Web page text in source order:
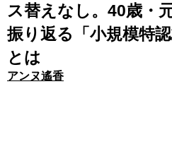
ス替えなし。40歳・
振り返る「小規模特
とは
アンヌ遙香